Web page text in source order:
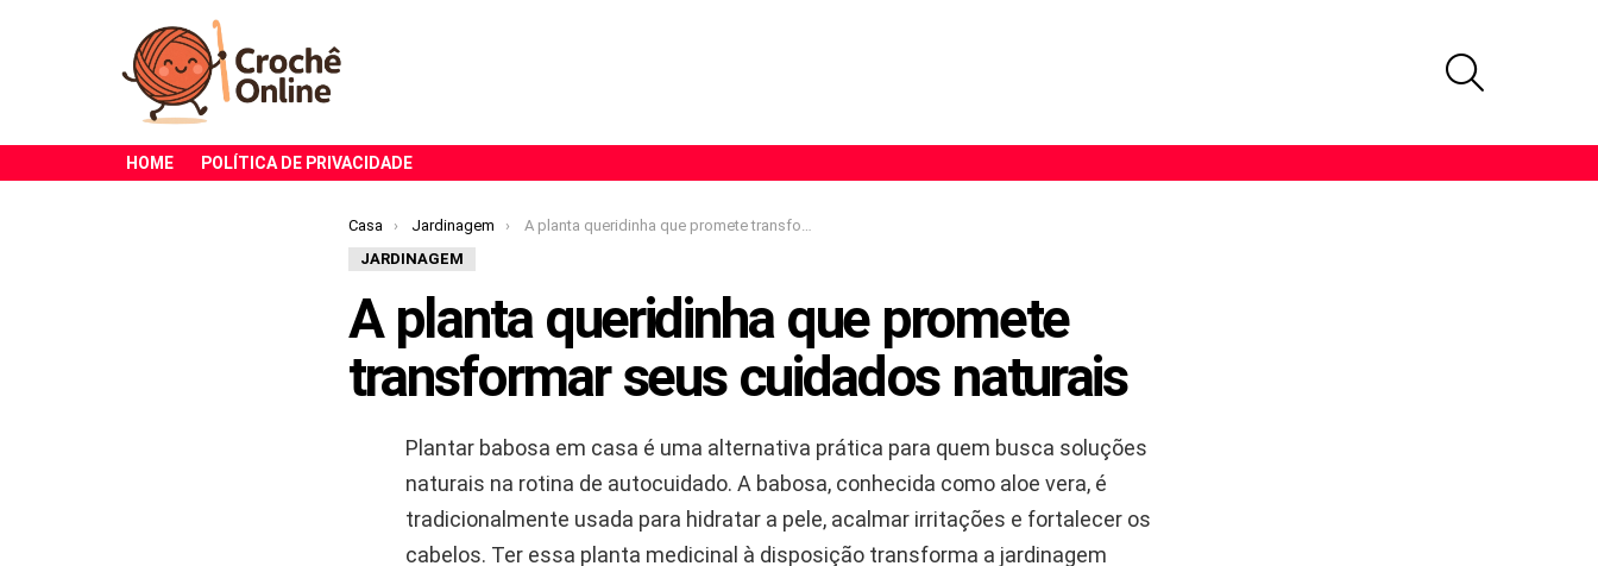
HOME POLÍTICA DE PRIVACIDADE
Você está aqui:
Casa Jardinagem
A planta queridinha que promete transformar seus cuidados naturais
JARDINAGEM
A planta queridinha que promete
transformar seus cuidados naturais
Plantar babosa em casa é uma alternativa prática para quem busca soluções
naturais na rotina de autocuidado. A babosa, conhecida como aloe vera, é
tradicionalmente usada para hidratar a pele, acalmar irritações e fortalecer os
cabelos. Ter essa planta medicinal à disposição transforma a jardinagem